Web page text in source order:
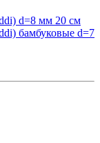
d=8 мм 20 см
бамбуковые d=7